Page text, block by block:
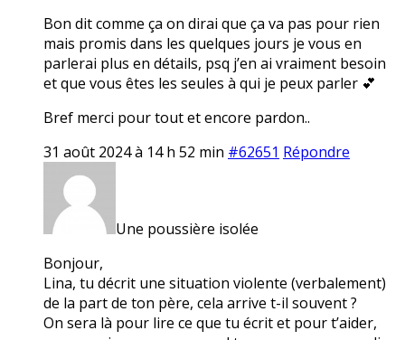
Bon dit comme ça on dirai que ça va pas pour rien
mais promis dans les quelques jours je vous en
parlerai plus en détails, psq j’en ai vraiment besoin
et que vous êtes les seules à qui je peux parler 💕
Bref merci pour tout et encore pardon..
31 août 2024 à 14 h 52 min #62651 Répondre
Une poussière isolée
Bonjour,
Lina, tu décrit une situation violente (verbalement)
de la part de ton père, cela arrive t-il souvent ?
On sera là pour lire ce que tu écrit et pour t’aider,